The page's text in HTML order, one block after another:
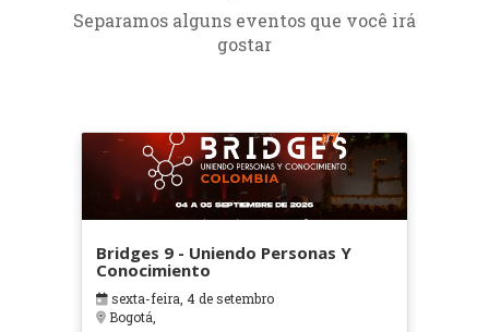
Separamos alguns eventos que você irá
gostar
Bridges 9 - Uniendo Personas Y
Conocimiento
sexta-feira, 4 de setembro
Bogotá,